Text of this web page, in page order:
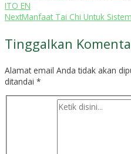
ITO EN
NextManfaat Tai Chi Untuk
Tinggalkan
Alamat email Anda tidak akan
ditandai *